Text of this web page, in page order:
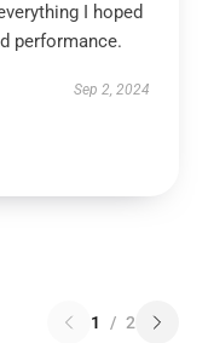
I hoped
performance.
Sep 2, 2024
1 / 2